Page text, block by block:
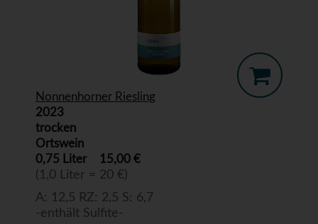
Nonnenhorner Riesling
2023
trocken
Ortswein
0,75 Liter
15,00 €
(1,0 Liter = 20 €)
A: 12,5 RZ: 2,5 S: 6,7
-enthält Sulfite-